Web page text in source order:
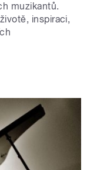
muzikantů.
inspiraci,